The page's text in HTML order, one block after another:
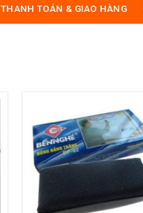
THANH TOÁN & GIAO HÀNG